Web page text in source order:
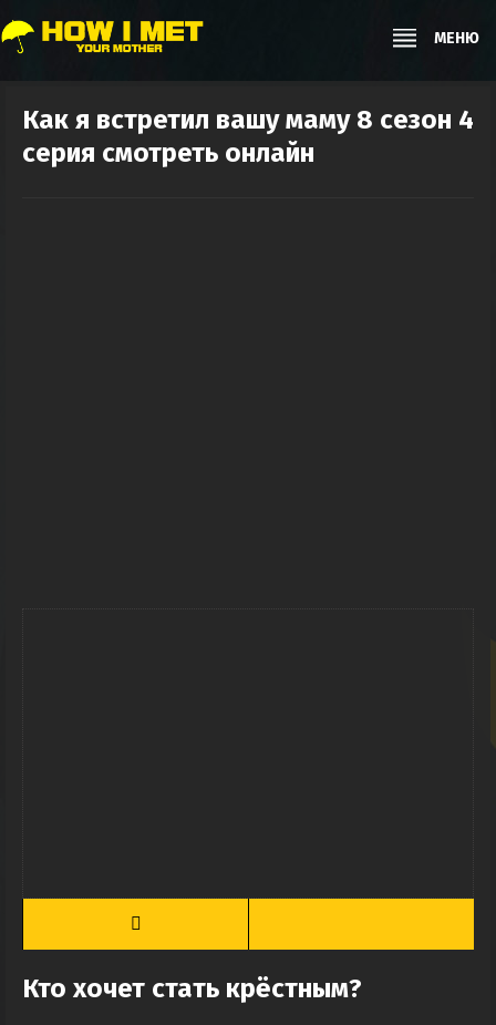
МЕНЮ
Как я встретил вашу маму 8 сезон 4
серия смотреть онлайн
Кто хочет стать крёстным?